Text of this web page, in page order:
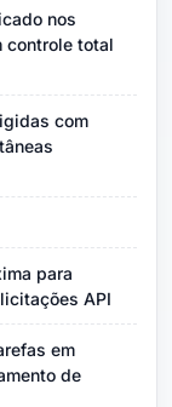
nos
controle total
com
para
API
em
de